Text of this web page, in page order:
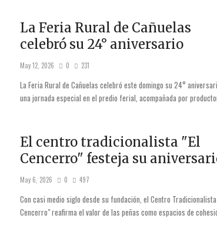
La Feria Rural de Cañuelas
celebró su 24° aniversario
May 12, 2026 0 231
La Feria Rural de Cañuelas celebró este domingo su 24°
una jornada especial en el predio ferial, acompañada por
El centro tradicionalista "El
Cencerro" festeja su
May 6, 2026 0 497
Con casi medio siglo desde su fundación, el Centro Tradicionalista
Cencerro" reafirma el valor de las peñas como espacios de